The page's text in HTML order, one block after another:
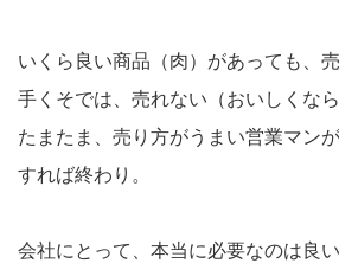
いくら良い商品（肉）があっても、
手くそでは、売れない（おいしくなら
たまたま、売り方がうまい営業マン
すれば終わり。
会社にとって、本当に必要なのは良